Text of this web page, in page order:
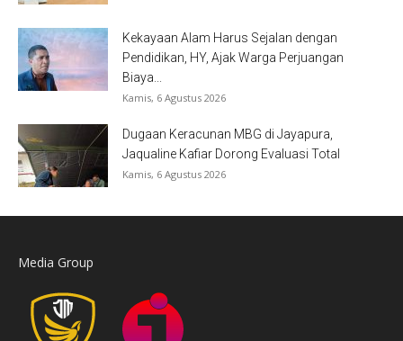
Kekayaan Alam Harus Sejalan dengan
Pendidikan, HY, Ajak Warga Perjuangan
Biaya...
Kamis, 6 Agustus 2026
Dugaan Keracunan MBG di Jayapura,
Jaqualine Kafiar Dorong Evaluasi Total
Kamis, 6 Agustus 2026
Media Group